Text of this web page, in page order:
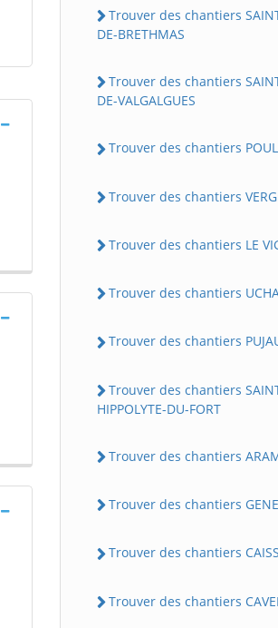
Trouver des chantiers
DE-BRETHMAS
Trouver des chantiers
DE-VALGALGUES
Trouver des chantiers
Trouver des chantiers
Trouver des chantiers LE
Trouver des chantiers
Trouver des chantiers
Trouver des chantiers
HIPPOLYTE-DU-FORT
Trouver des chantiers
Trouver des chantiers
Trouver des chantiers
Trouver des chantiers